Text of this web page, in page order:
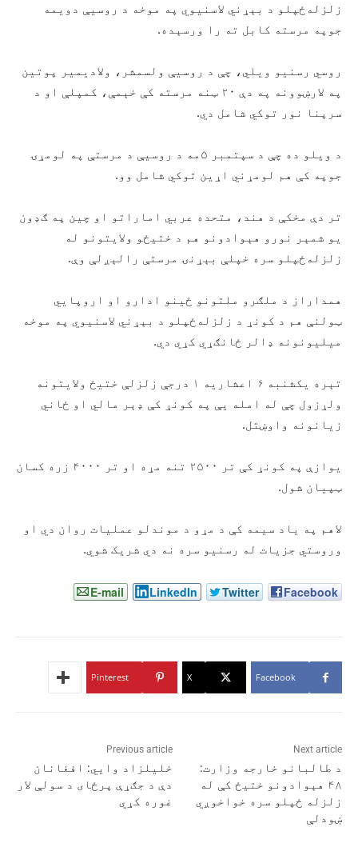
زلزله‌ځپلو د بېړني لاسنیوي په موخه د روسیې دویمه
جوپه مرسته کابل ته را ورسېده.
روسي رسنیو ویلي، چې د روسیې ولسمشر، ولادیمیر پوتین
په لارښوونه په دې ۲۰ ټنه مرسته کې خېمې، کمپلې او د
سرپنا نور توکي شامل دي.
د ویلو ده چې د سپتمبر ۵مه د روسیې د مرستې په لومړۍ
جوپه کې هم لومړني اړین توکي شامل وو.
تر دې مخکې د هند، متحده عربي اماراتو او چین په ګډون
یو شمېر نورو هېوادونو هم د ختیځو ولایتونو له
زلزله‌ځپلو سره خپلې بېړنۍ مرستې رالېږلې وې.
همداراز د ملګرو ملتونو ځینو ادارو او اروپايي
ټولنې هم د کونړ د زلزله‌ځپلو د بېړني لاسنیوي په موخه
میلیونونه ډالر ځانګړي کړي دي.
تېره یکشنبه ۶ اعشاریه ۱ درجې زلزلې ختیځ ولایتونه
ولړزول چې له امله یې په کونړ کې ډېر مالي او ځاني
زیانونه واوښتل.
یوازې په کونړ کې تر ۲۵۰۰ تنه مړه او تر ۴۰۰۰ زره کسان
ټپيان شول.
لاهم په یاد سیمه کې د مړو د موندلو عملیات روان دي او
وروستي جزیات له رسنیو سره نه دي شریک شوي.
Facebook
Twitter
LinkedIn
E-mail
Facebook
X
Pinterest
Previous article
خلیلزاد وایي: افغانان
دې د جګړې پرځای د سولې لار
غوره کړي
Next article
د طالبانو خارجه وزارت:
۴۸ هېوادونو ختیځ کې له
زلزله ځپلو سره خواخوږي
ښودلې